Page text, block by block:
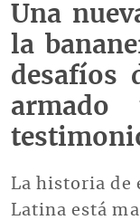
Una
la
desafíos
armado
La historia de
Latina está